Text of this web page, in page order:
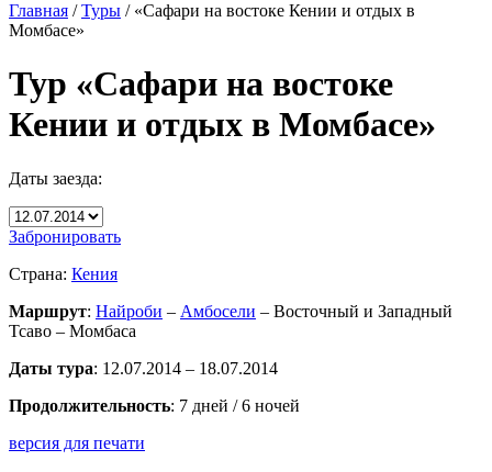
Главная /Туры / «Сафари на востоке Кении и отдых в
Момбасе»
Тур «Сафари на востоке
Кении и отдых в Момбасе»
Даты заезда:
Забронировать
Страна: Кения
Маршрут: Найроби – Амбосели – Восточный и Западный
Тсаво – Момбаса
Даты тура: 12.07.2014 – 18.07.2014
Продолжительность: 7 дней / 6 ночей
версия для печати